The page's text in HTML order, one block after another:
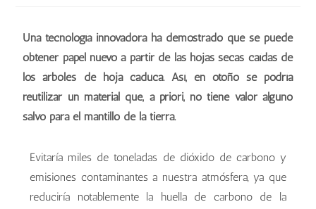
Una tecnología innovadora ha demostrado que se puede
obtener papel nuevo a partir de las hojas secas caídas de
los árboles de hoja caduca. Así, en otoño se podría
reutilizar un material que, a priori, no tiene valor alguno
salvo para el mantillo de la tierra.
Evitaría miles de toneladas de dióxido de carbono y
emisiones contaminantes a nuestra atmósfera, ya que
reduciría notablemente la huella de carbono de la